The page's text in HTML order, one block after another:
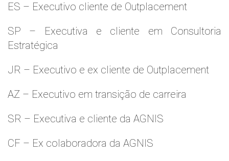
ES – Executivo cliente de Outplacement
SP – Executiva e cliente em Consultoria
Estratégica
JR – Executivo e ex cliente de Outplacement
AZ – Executivo em transição de carreira
SR – Executiva e cliente da AGNIS
CF – Ex colaboradora da AGNIS